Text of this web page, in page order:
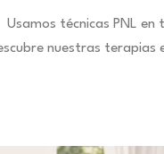
Usamos técnicas PNL
nuestras terapias